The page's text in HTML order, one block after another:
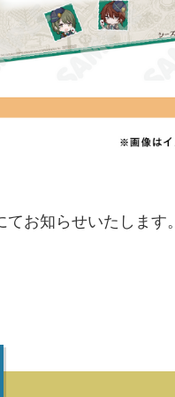
てお知らせいたします